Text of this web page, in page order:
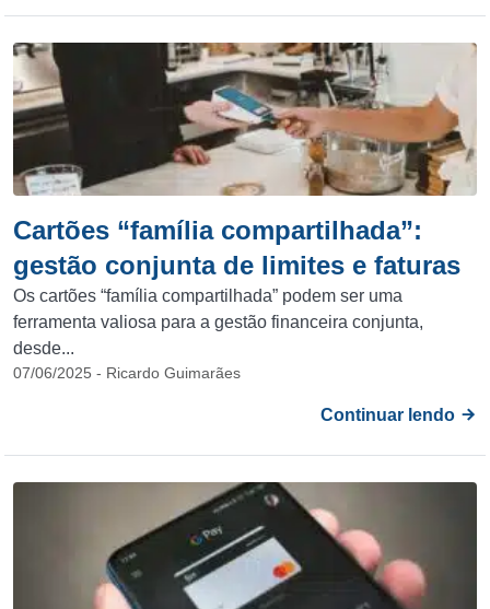
Cartões “família compartilhada”:
gestão conjunta de limites e faturas
Os cartões “família compartilhada” podem ser uma
ferramenta valiosa para a gestão financeira conjunta,
desde...
07/06/2025 - Ricardo Guimarães
Continuar lendo